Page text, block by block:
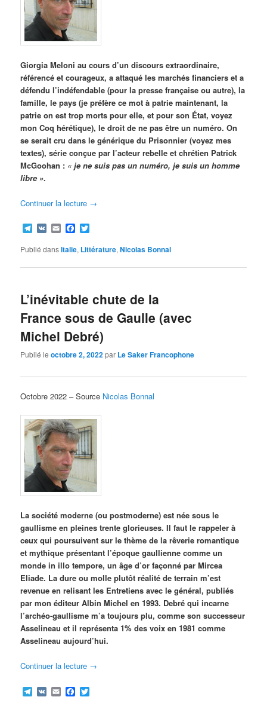
Giorgia Meloni au cours d’un discours extraordinaire,
référencé et courageux, a attaqué les marchés financiers et a
défendu l’indéfendable (pour la presse française ou autre), la
famille, le pays (je préfère ce mot à patrie maintenant, la
patrie on est trop morts pour elle, et pour son État, voyez
mon Coq hérétique), le droit de ne pas être un numéro. On
se serait cru dans le générique du Prisonnier (voyez mes
textes), série conçue par l’acteur rebelle et chrétien Patrick
McGoohan : « je ne suis pas un numéro, je suis un homme
libre ».
Continuer la lecture →
Telegram
VK EmailFacebook
Publié dansItalie, Littérature,Nicolas Bonnal
L’inévitable chute de la
France sous de Gaulle (avec
Michel Debré)
Publié leoctobre 2, 2022par Le Saker Francophone
Octobre 2022 – Source Nicolas Bonnal
La société moderne (ou postmoderne) est née sous le
gaullisme en pleines trente glorieuses. Il faut le rappeler à
ceux qui poursuivent sur le thème de la rêverie romantique
et mythique présentant l’époque gaullienne comme un
monde in illo tempore, un âge d’or façonné par Mircea
Eliade. La dure ou molle plutôt réalité de terrain m’est
revenue en relisant les Entretiens avec le général, publiés
par mon éditeur Albin Michel en 1993. Debré qui incarne
l’archéo-gaullisme m’a toujours plu, comme son successeur
Asselineau et il représenta 1% des voix en 1981 comme
Asselineau aujourd’hui.
Continuer la lecture →
Telegram
VK EmailFacebook